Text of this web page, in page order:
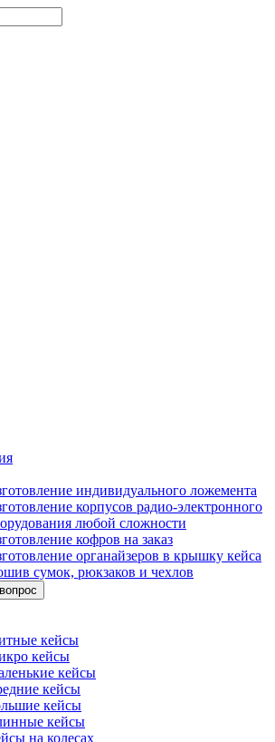
индивидуального ложемента
корпусов радио-электронного
любой сложности
кофров на заказ
органайзеров в крышку кейса
сумок, рюкзаков и чехлов
кейсы
кейсы
кейсы
кейсы
кейсы
кейсы
на колесах